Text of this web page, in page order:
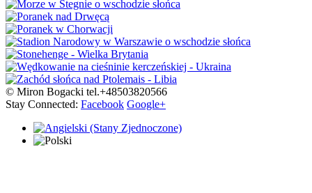
© Miron Bogacki tel.+48503820566
Stay Connected: Facebook Google+